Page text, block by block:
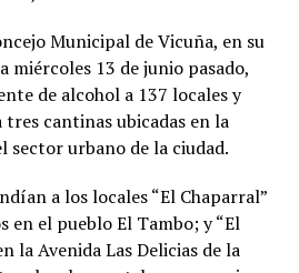
Municipal de Vicuña, en su
miércoles 13 de junio pasado,
de alcohol a 137 locales y
cantinas ubicadas en la
sector urbano de la ciudad.
a los locales “El Chaparral”
en el pueblo El Tambo; y “El
la Avenida Las Delicias de la